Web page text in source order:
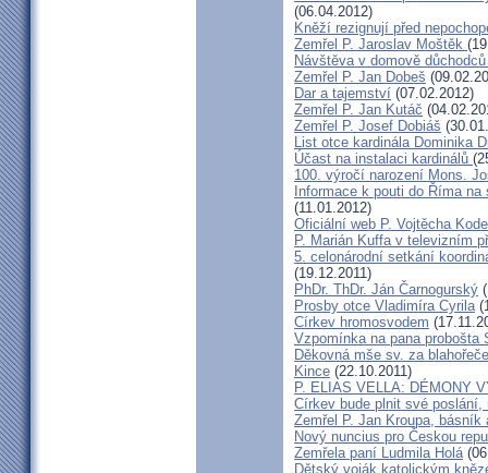
(06.04.2012)
Kněží rezignují před
Zemřel P. Jaroslav Moštěk
Návštěva v domově
Zemřel P. Jan Dobeš
Dar a tajemství (07.02.2012)
Zemřel P. Jan Kutáč
Zemřel P. Josef Dobiáš
List otce kardinála Dominika
Účast na instalaci kardinálů
100. výročí narození Mons.
Informace k pouti do Říma
(11.01.2012)
Oficiální web P. Vojtěcha
P. Marián Kuffa v televizním
5. celonárodní setkání
(19.12.2011)
PhDr. ThDr. Ján Čarnogurský
Prosby otce Vladimíra Cyrila
Církev hromosvodem
Vzpomínka na pana probošta
Děkovná mše sv. za
Kince (22.10.2011)
P. ELIAS VELLA: DÉMONY
Církev bude plnit své
Zemřel P. Jan Kroupa, básník
Nový nuncius pro Českou
Zemřela paní Ludmila Holá
Dětský voják katolickým